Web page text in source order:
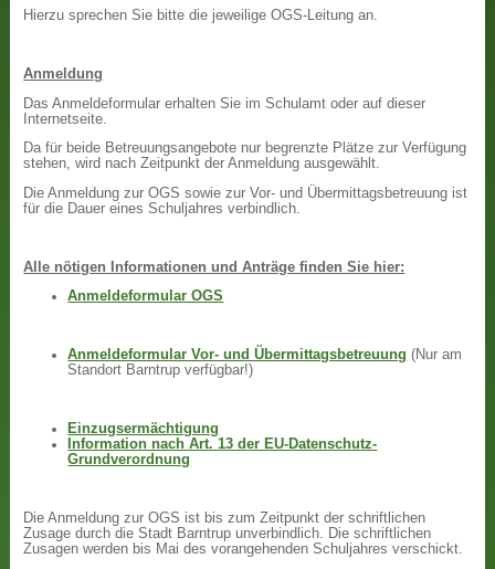
Hierzu sprechen Sie bitte die jeweilige OGS-Leitung an.
Anmeldung
Das Anmeldeformular erhalten Sie im Schulamt oder auf dieser
Internetseite.
Da für beide Betreuungsangebote nur begrenzte Plätze zur Verfügung
stehen, wird nach Zeitpunkt der Anmeldung ausgewählt.
Die Anmeldung zur OGS sowie zur Vor- und Übermittagsbetreuung ist
für die Dauer eines Schuljahres verbindlich.
Alle nötigen Informationen und Anträge finden Sie hier:
Anmeldeformular OGS
Anmeldeformular Vor- und Übermittagsbetreuung (Nur am
Standort Barntrup verfügbar!)
Einzugsermächtigung
Information nach Art. 13 der EU-Datenschutz-
Grundverordnung
Die Anmeldung zur OGS ist bis zum Zeitpunkt der schriftlichen
Zusage durch die Stadt Barntrup unverbindlich. Die schriftlichen
Zusagen werden bis Mai des vorangehenden Schuljahres verschickt.